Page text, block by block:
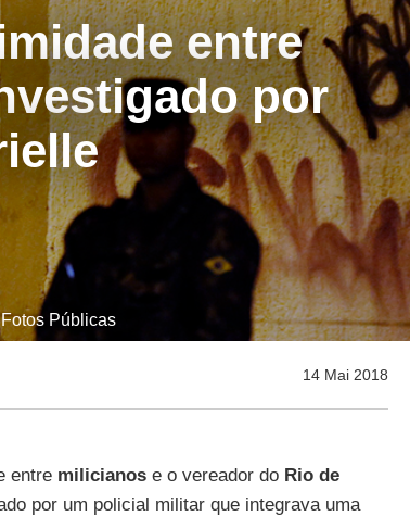
entre
por
Públicas
14 Mai 2018
entre milicianose o vereador do Rio de
por um policial militar que integrava uma